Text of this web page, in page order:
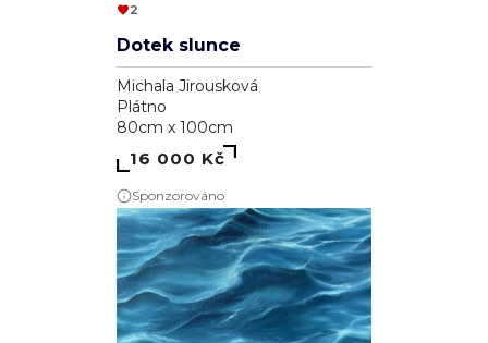
2
Dotek slunce
Michala Jirousková
Plátno
80cm x 100cm
16 000 Kč
Sponzorováno